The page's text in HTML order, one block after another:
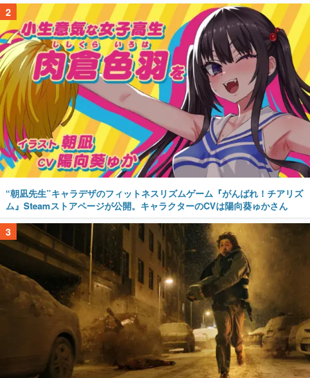
2
“朝凪先生”キャラデザのフィットネスリズムゲーム『がんばれ！チアリズ
ム』Steamストアページが公開。キャラクターのCVは陽向葵ゅかさん
3